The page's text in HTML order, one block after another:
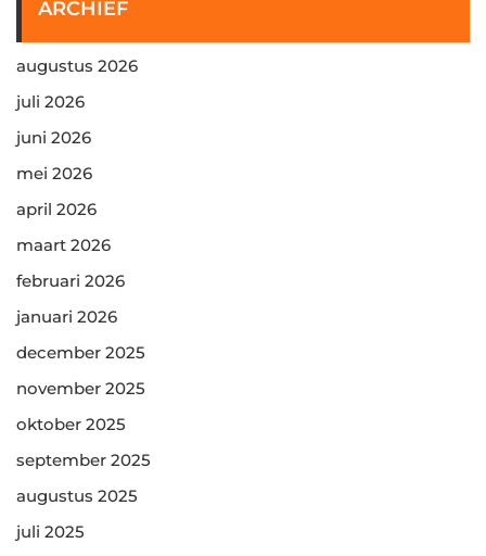
ARCHIEF
augustus 2026
juli 2026
juni 2026
mei 2026
april 2026
maart 2026
februari 2026
januari 2026
december 2025
november 2025
oktober 2025
september 2025
augustus 2025
juli 2025